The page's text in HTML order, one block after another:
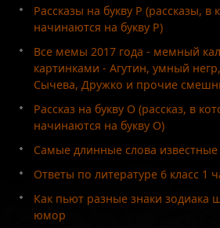
Рассказы на букву Р (рассказы, в
начинаются на букву Р)
Все мемы 2017 года - мемный
картинками - Агутин, умный
Сычева, Дружко и прочие
Рассказ на букву О (рассказ, в
начинаются на букву О)
Самые длинные слова
Ответы по литературе 6 класс 1
Как пьют разные знаки зодиака
юмор